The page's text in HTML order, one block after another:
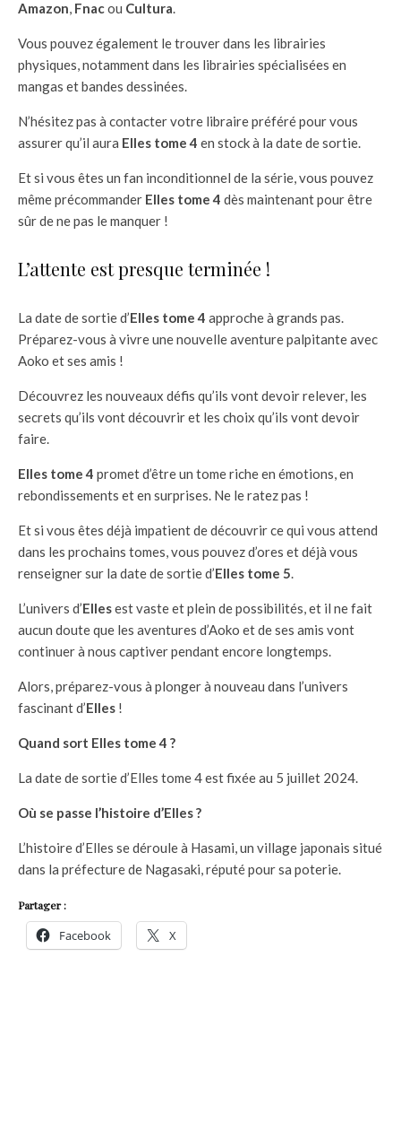
Amazon, Fnacou Cultura.
Vous pouvez également le trouver dans les librairies
physiques, notamment dans les librairies spécialisées en
mangas et bandes dessinées.
N’hésitez pas à contacter votre libraire préféré pour vous
assurer qu’il aura Elles tome 4 en stock à la date de sortie.
Et si vous êtes un fan inconditionnel de la série, vous pouvez
même précommander Elles tome 4 dès maintenant pour être
sûr de ne pas le manquer !
L’attente est presque terminée !
La date de sortie d’Elles tome 4 approche à grands pas.
Préparez-vous à vivre une nouvelle aventure palpitante avec
Aoko et ses amis !
Découvrez les nouveaux défis qu’ils vont devoir relever, les
secrets qu’ils vont découvrir et les choix qu’ils vont devoir
faire.
Elles tome 4 promet d’être un tome riche en émotions, en
rebondissements et en surprises. Ne le ratez pas !
Et si vous êtes déjà impatient de découvrir ce qui vous attend
dans les prochains tomes, vous pouvez d’ores et déjà vous
renseigner sur la date de sortie d’Elles tome 5.
L’univers d’Ellesest vaste et plein de possibilités, et il ne fait
aucun doute que les aventures d’Aoko et de ses amis vont
continuer à nous captiver pendant encore longtemps.
Alors, préparez-vous à plonger à nouveau dans l’univers
fascinant d’Elles !
Quand sort Elles tome 4 ?
La date de sortie d’Elles tome 4 est fixée au 5 juillet 2024.
Où se passe l’histoire d’Elles ?
L’histoire d’Elles se déroule à Hasami, un village japonais situé
dans la préfecture de Nagasaki, réputé pour sa poterie.
Partager :
Facebook X